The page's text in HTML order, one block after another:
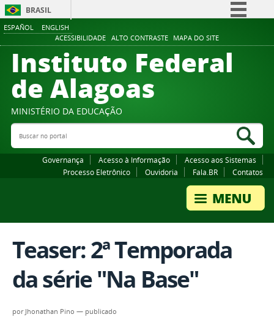
ESPAÑOL ENGLISH
ACESSIBILIDADE ALTO CONTRASTE MAPA DO SITE
BRASIL
Comunica BR
Participe
Canais
Instituto Federal
de Alagoas
MINISTÉRIO DA EDUCAÇÃO
Buscar no portal
Governança Acesso à Informação
Acesso aos Sistemas
Processo Eletrônico
Ouvidoria Fala.BR Contatos
Teaser: 2ª Temporada
da série "Na Base"
por Jhonathan Pino — publicado